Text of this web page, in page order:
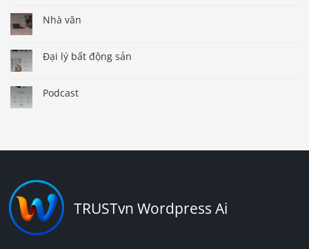
Nhà văn
Đại lý bất động sản
Podcast
TRUSTvn Wordpress Ai